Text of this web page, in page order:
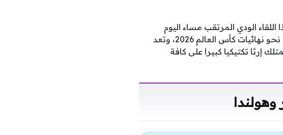
الودي المرتقب مساء اليوم
الأربعاء؛ إذ يضع منتخب الجزائر اللمسات الأخيرة في إطار التحضير المكثف نحو نهائيات كأس العالم 2026، وتعد
إرثا تكتيكيا كبيرا على كافة
وهولندا